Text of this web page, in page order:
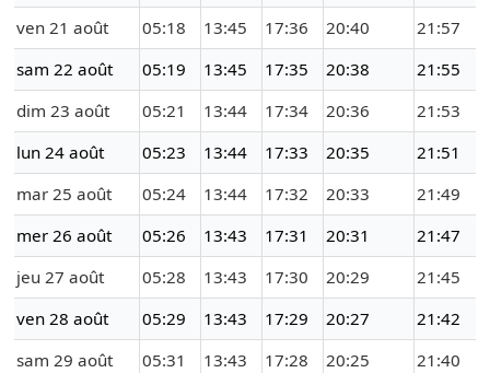
ven 21 août
05:18 13:45 17:36 20:40
21:57
sam 22 août
05:19 13:45 17:35 20:38
21:55
dim 23 août
05:21 13:44 17:34 20:36
21:53
lun 24 août
05:23 13:44 17:33 20:35
21:51
mar 25 août
05:24 13:44 17:32 20:33
21:49
mer 26 août
05:26 13:43 17:31 20:31
21:47
jeu 27 août
05:28 13:43 17:30 20:29
21:45
ven 28 août
05:29 13:43 17:29 20:27
21:42
sam 29 août
05:31 13:43 17:28 20:25
21:40